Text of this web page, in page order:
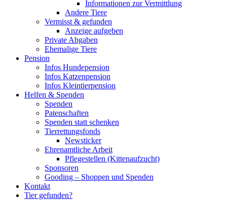
Informationen zur Vermittlung
Andere Tiere
Vermisst & gefunden
Anzeige aufgeben
Private Abgaben
Ehemalige Tiere
Pension
Infos Hundepension
Infos Katzenpension
Infos Kleintierpension
Helfen & Spenden
Spenden
Patenschaften
Spenden statt schenken
Tierrettungsfonds
Newsticker
Ehrenamtliche Arbeit
Pflegestellen (Kittenaufzucht)
Sponsoren
Gooding – Shoppen und Spenden
Kontakt
Tier gefunden?